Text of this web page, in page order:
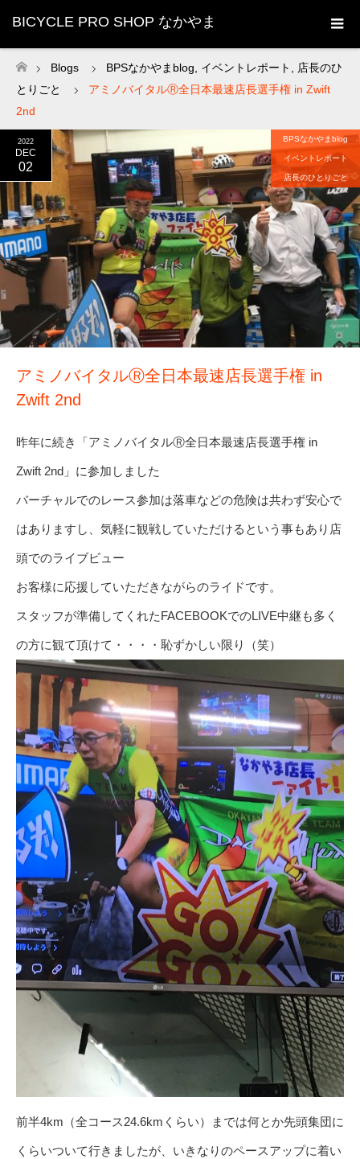
BICYCLE PRO SHOP なかやま
ホーム
Blogs BPSなかやまblog イベントレポート
店長のひ
とりごと
アミノバイタルⓇ全日本最速店長選手権 in Zwift
2nd
2022
DEC
02
BPSなかやまblog
イベントレポート
店長のひとりごと
アミノバイタルⓇ全日本最速店長選手権 in
Zwift 2nd
昨年に続き「アミノバイタルⓇ全日本最速店長選手権 in
Zwift 2nd」に参加しました
バーチャルでのレース参加は落車などの危険は共わず安心で
はありますし、気軽に観戦していただけるという事もあり店
頭でのライブビュー
お客様に応援していただきながらのライドです。
スタッフが準備してくれたFACEBOOKでのLIVE中継も多く
の方に観て頂けて・・・・恥ずかしい限り（笑）
前半4km（全コース24.6kmくらい）までは何とか先頭集団に
くらいついて行きましたが、いきなりのペースアップに着い